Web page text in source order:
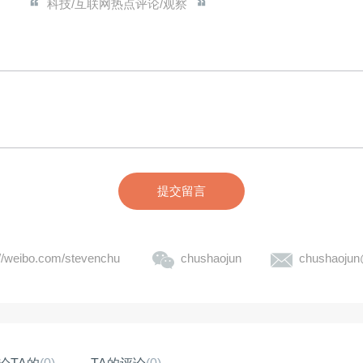
科技/互联网热点评论/观察
提交留言
weibo.com/stevenchu chushaojun